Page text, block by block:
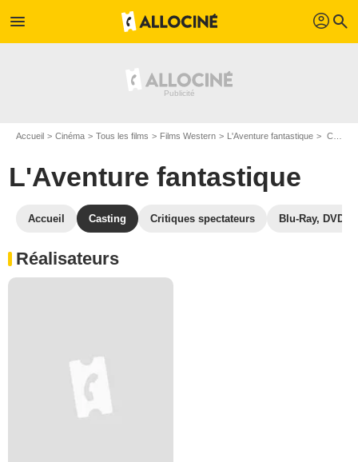
menu profil search
Accueil Cinéma Tous les films Films Western L'Aventure fantastique Casting L'Aventure fantastique
L'Aventure fantastique
Accueil Casting Critiques spectateurs Blu-Ray, DVD
Réalisateurs